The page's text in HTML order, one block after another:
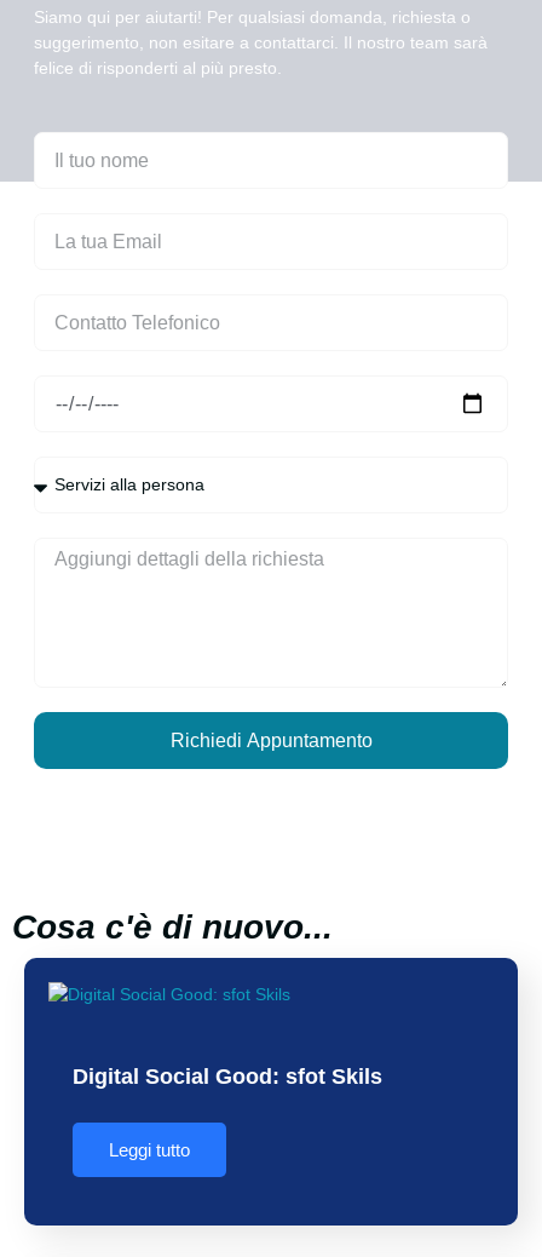
Siamo qui per aiutarti! Per qualsiasi domanda, richiesta o
suggerimento, non esitare a contattarci. Il nostro team sarà
felice di risponderti al più presto.
Richiedi Appuntamento
Cosa c'è di nuovo...
Digital Social Good: sfot Skils
Leggi tutto